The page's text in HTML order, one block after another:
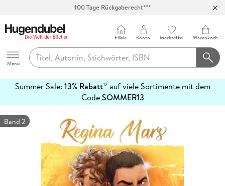
100 Tage Rückgaberecht***
Hugendubel
Menu
Filiale Konto Merkzettel Warenkorb
Summer Sale: 13% Rabatt12auf viele Sortimente mit dem
CodeSOMMER13
erfahren
Band 2